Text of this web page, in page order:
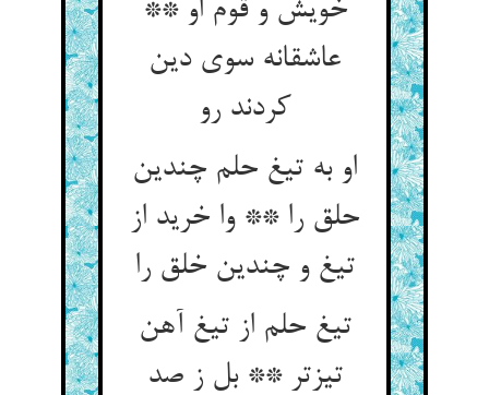
خویش و قوم او **
عاشقانه سوی دین
کردند رو
او به تیغ حلم چندین
حلق را ** وا خرید از
تیغ و چندین خلق را
تیغ حلم از تیغ آهن
تیزتر ** بل ز صد